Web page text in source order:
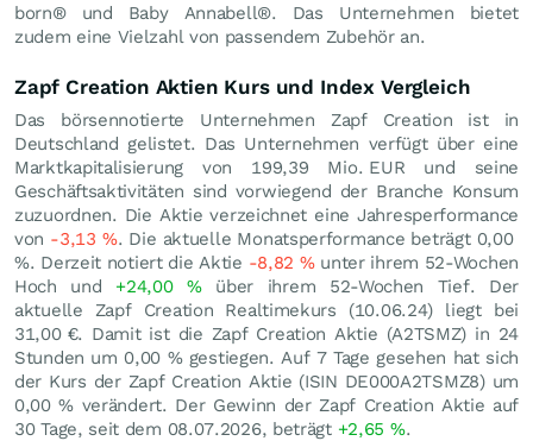
born® und Baby Annabell®. Das Unternehmen bietet
zudem eine Vielzahl von passendem Zubehör an.
Zapf Creation Aktien Kurs und Index Vergleich
Das börsennotierte Unternehmen Zapf Creation ist in
Deutschland gelistet. Das Unternehmen verfügt über eine
Marktkapitalisierung von 199,39 Mio. EUR und seine
Geschäftsaktivitäten sind vorwiegend der Branche Konsum
zuzuordnen. Die Aktie verzeichnet eine Jahresperformance
von -3,13 %. Die aktuelle Monatsperformance beträgt 0,00
%. Derzeit notiert die Aktie -8,82 %unter ihrem 52-Wochen
Hoch und +24,00 %über ihrem 52-Wochen Tief. Der
aktuelle Zapf Creation Realtimekurs (10.06.24) liegt bei
31,00 €. Damit ist die Zapf Creation Aktie (A2TSMZ) in 24
Stunden um 0,00 %gestiegen. Auf 7 Tage gesehen hat sich
der Kurs der Zapf Creation Aktie (ISIN DE000A2TSMZ8) um
0,00% verändert. Der Gewinn der Zapf Creation Aktie auf
30 Tage, seit dem 08.07.2026, beträgt +2,65 %.